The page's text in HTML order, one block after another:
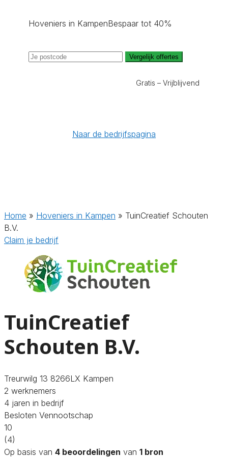
Hoveniers in KampenBespaar tot 40%
Vergelijk offertes
Gratis – Vrijblijvend
Naar de bedrijfspagina
Home » Hoveniers in Kampen » TuinCreatief Schouten
B.V.
Claim je bedrijf
TuinCreatief
Schouten B.V.
Treurwilg 13 8266LX Kampen
2 werknemers
4 jaren in bedrijf
Besloten Vennootschap
10
(4)
Op basis van 4 beoordelingen van 1 bron